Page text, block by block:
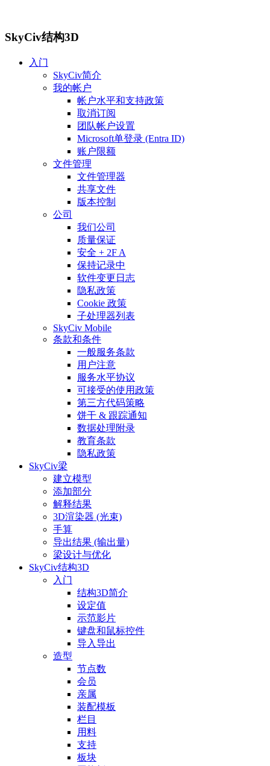
SkyCiv结构3D
入门
SkyCiv简介
我的帐户
帐户水平和支持政策
取消订阅
团队帐户设置
Microsoft单登录 (Entra ID)
账户限额
文件管理
文件管理器
共享文件
版本控制
公司
我们公司
质量保证
安全 + 2F A
保持记录中
软件变更日志
隐私政策
Cookie 政策
子处理器列表
SkyCiv Mobile
条款和条件
一般服务条款
用户注意
服务水平协议
可接受的使用政策
第三方代码策略
饼干 & 跟踪通知
数据处理附录
教育条款
隐私政策
SkyCiv梁
建立模型
添加部分
解释结果
3D渲染器 (光束)
手算
导出结果 (输出量)
梁设计与优化
SkyCiv结构3D
入门
结构3D简介
设定值
示范影片
键盘和鼠标控件
导入导出
造型
节点数
会员
亲属
装配模板
栏目
用料
支持
板块